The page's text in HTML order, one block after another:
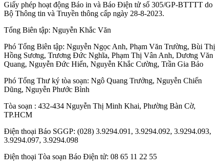
Giấy phép hoạt động Báo in và Báo Điện tử số 305/GP-BTTTT do
Bộ Thông tin và Truyền thông cấp ngày 28-8-2023.
Tổng Biên tập: Nguyễn Khắc Văn
Phó Tổng Biên tập: Nguyễn Ngọc Anh, Phạm Văn Trường, Bùi Thị
Hồng Sương, Trương Đức Nghĩa, Phạm Thị Vân Anh, Dương Văn
Quang, Nguyễn Đức Hiển, Nguyễn Khắc Cường, Trần Gia Bảo
Phó Tổng Thư ký tòa soạn: Ngô Quang Trưởng, Nguyễn Chiến
Dũng, Nguyễn Phước Bình
Tòa soạn : 432-434 Nguyễn Thị Minh Khai, Phường Bàn Cờ,
TP.HCM
Điện thoại Báo SGGP: (028) 3.9294.091, 3.9294.092, 3.9294.093,
3.9294.097, 3.9294.098
Điện thoại Tòa soạn Báo Điện tử: 08 65 11 22 55